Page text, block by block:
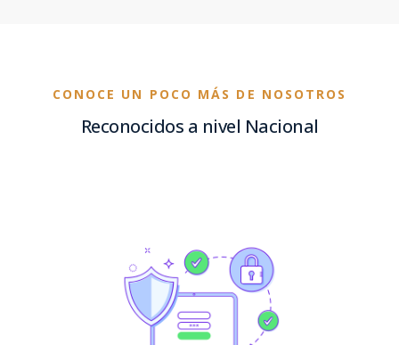
CONOCE UN POCO MÁS DE NOSOTROS
Reconocidos a nivel Nacional